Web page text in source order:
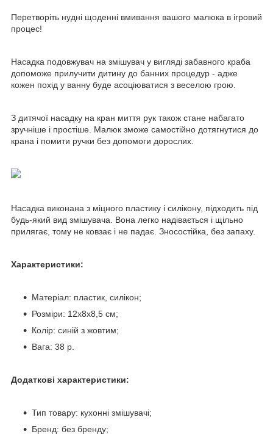
Перетворіть нудні щоденні вмивання вашого малюка в ігровий
процес!
Насадка подовжувач на змішувач у вигляді забавного краба
допоможе прилучити дитину до банних процедур - адже
кожен похід у ванну буде асоціюватися з веселою грою.
З дитячої насадку на кран миття рук також стане набагато
зручніше і простіше. Малюк зможе самостійно дотягнутися до
крана і помити ручки без допомоги дорослих.
Насадка виконана з міцного пластику і силікону, підходить під
будь-який вид змішувача. Вона легко надівається і щільно
прилягає, тому не ковзає і не падає. Зносостійка, без запаху.
Характеристики:
Матеріал: пластик, силікон;
Розміри: 12х8х8,5 см;
Колір: синій з жовтим;
Вага: 38 р.
Додаткові характеристики:
Тип товару: кухонні змішувачі;
Бренд: без бренду;